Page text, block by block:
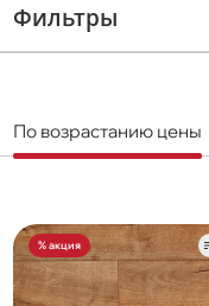
Фильтры
По возрастанию цены
% акция